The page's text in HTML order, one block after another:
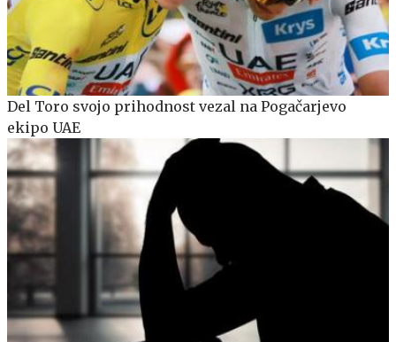
Del Toro svojo prihodnost vezal na Pogačarjevo
ekipo UAE